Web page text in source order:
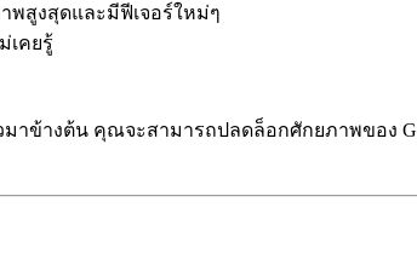
พสูงสุดและมีฟีเจอร์ใหม่ๆ
เคยรู้
าข้างต้น คุณจะสามารถปลดล็อกศักยภาพของ